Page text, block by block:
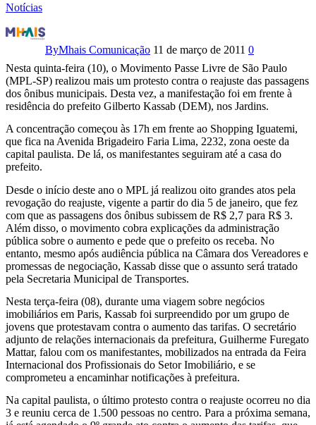
Notícias
Militantes
farão
protesto
na
casa
de
Gilberto
Kassab
ByMhais Comunicação 11 de março de 2011 0
Nesta quinta-feira (10), o Movimento Passe Livre de São Paulo
(MPL-SP) realizou mais um protesto contra o reajuste das passagens
dos ônibus municipais. Desta vez, a manifestação foi em frente à
residência do prefeito Gilberto Kassab (DEM), nos Jardins.
A concentração começou às 17h em frente ao Shopping Iguatemi,
que fica na Avenida Brigadeiro Faria Lima, 2232, zona oeste da
capital paulista. De lá, os manifestantes seguiram até a casa do
prefeito.
Desde o início deste ano o MPL já realizou oito grandes atos pela
revogação do reajuste, vigente a partir do dia 5 de janeiro, que fez
com que as passagens dos ônibus subissem de R$ 2,7 para R$ 3.
Além disso, o movimento cobra explicações da administração
pública sobre o aumento e pede que o prefeito os receba. No
entanto, mesmo após audiência pública na Câmara dos Vereadores e
promessas de negociação, Kassab disse que o assunto será tratado
pela Secretaria Municipal de Transportes.
Nesta terça-feira (08), durante uma viagem sobre negócios
imobiliários em Paris, Kassab foi surpreendido por um grupo de
jovens que protestavam contra o aumento das tarifas. O secretário
adjunto de relações internacionais da prefeitura, Guilherme Furegato
Mattar, falou com os manifestantes, mobilizados na entrada da Feira
Internacional dos Profissionais do Setor Imobiliário, e se
comprometeu a encaminhar notificações à prefeitura.
Na capital paulista, o último protesto contra o reajuste ocorreu no dia
3 e reuniu cerca de 1.500 pessoas no centro. Para a próxima semana,